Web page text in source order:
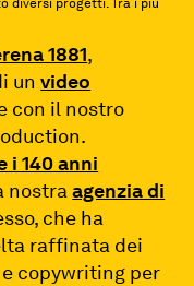
diversi progetti. Tra i più
1881,
unvideo
con il nostro
i 140 anni
nostraagenzia di
che ha
raffinata dei
copywriting per